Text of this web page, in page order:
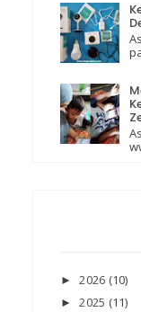
►2026 (10)
►2025 (11)